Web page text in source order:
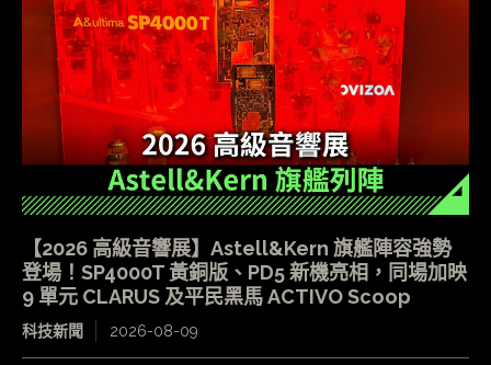
【2026 高級音響展】Astell&Kern 旗艦陣容強勢
登場！SP4000T 黃銅版、PD5 新機亮相，同場加映
9 單元 CLARUS 及平民黑馬 ACTIVO Scoop
科技新聞 2026-08-09